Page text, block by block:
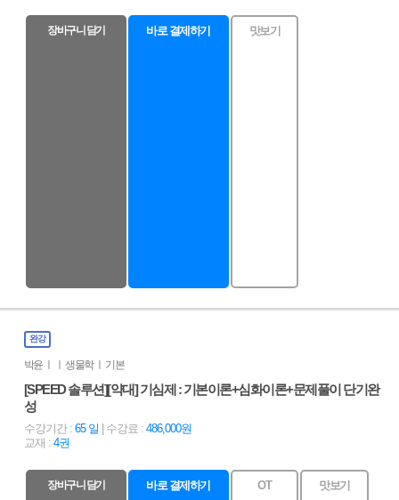
장바구니 담기 바로 결제하기 맛보기
완강
박윤 ㅣ ㅣ 생물학 ㅣ 기본
[SPEED 솔루션][약대] 기심제 : 기본이론+심화이론+문제풀이 단기완
성
수강기간 : 65 일 | 수강료 : 486,000원
교재 : 4권
장바구니 담기 바로 결제하기 OT 맛보기